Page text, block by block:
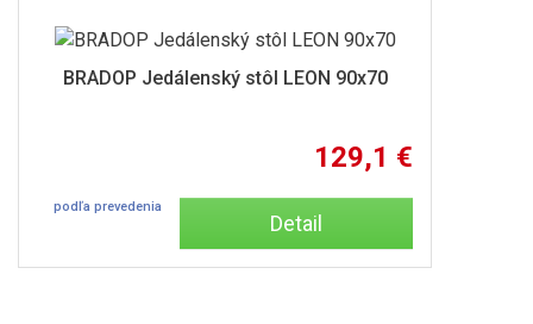
BRADOP Jedálenský stôl LEON 90x70
129,1 €
podľa prevedenia
Detail